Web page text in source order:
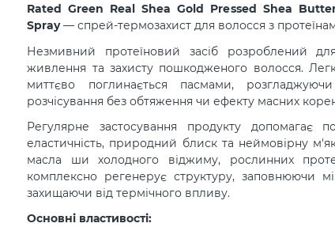
Rated Green Real Shea Gold Pressed Shea
Spray— спрей-термозахист для волосся з
Незмивний протеїновий засіб розроблений
живлення та захисту пошкодженого волосся.
миттєво поглинається пасмами,
розчісування без обтяження чи ефекту масних
Регулярне застосування продукту допомагає
еластичність, природний блиск та неймовірну
масла ши холодного віджиму, рослинних
комплексно регенерує структуру, заповнюючи
захищаючи від термічного впливу.
Основні властивості: